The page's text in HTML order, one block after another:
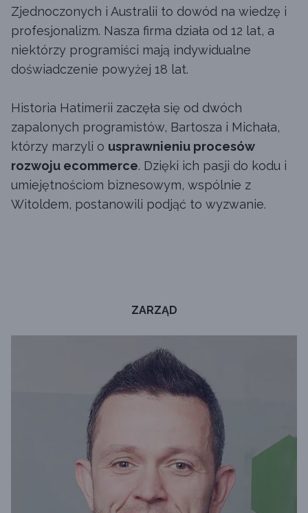
Zjednoczonych i Australii to dowód na wiedzę i
profesjonalizm. Nasza firma działa od 12 lat, a
niektórzy programiści mają indywidualne
doświadczenie powyżej 18 lat.
Historia Hatimerii zaczęła się od dwóch
zapalonych programistów, Bartosza i Michała,
którzy marzyli o usprawnieniu procesów
rozwoju ecommerce. Dzięki ich pasji do kodu i
umiejętnościom biznesowym, wspólnie z
Witoldem, postanowili podjąć to wyzwanie.
ZARZĄD